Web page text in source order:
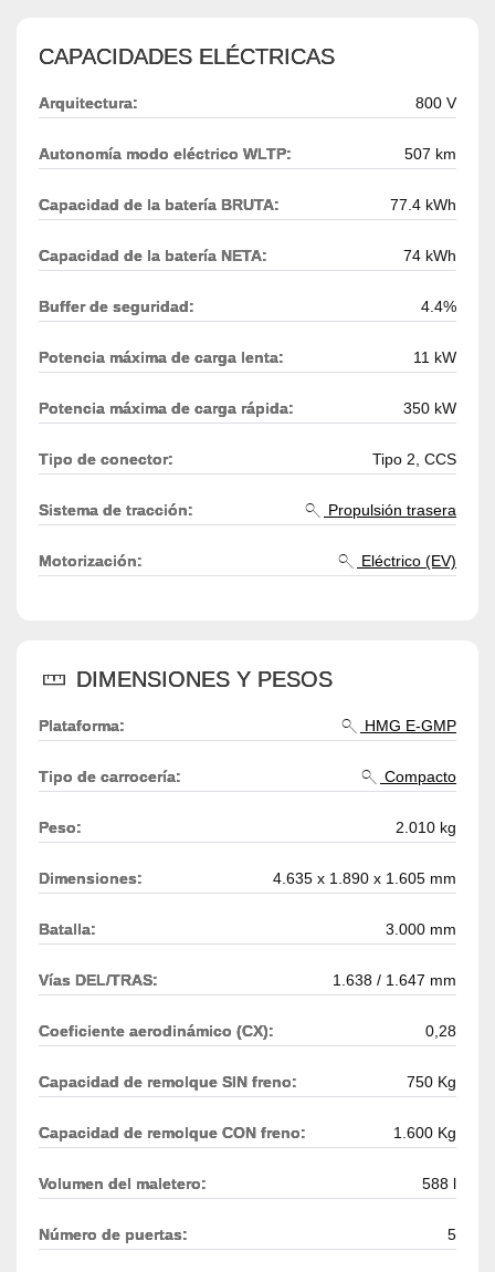
CAPACIDADES ELÉCTRICAS
Arquitectura: 800 V
Autonomía modo eléctrico WLTP: 507 km
Capacidad de la batería BRUTA: 77.4 kWh
Capacidad de la batería NETA: 74 kWh
Buffer de seguridad: 4.4%
Potencia máxima de carga lenta: 11 kW
Potencia máxima de carga rápida: 350 kW
Tipo de conector: Tipo 2, CCS
Sistema de tracción: Propulsión trasera
Motorización: Eléctrico (EV)
DIMENSIONES Y PESOS
Plataforma: HMG E-GMP
Tipo de carrocería: Compacto
Peso: 2.010 kg
Dimensiones: 4.635 x 1.890 x 1.605 mm
Batalla: 3.000 mm
Vías DEL/TRAS: 1.638 / 1.647 mm
Coeficiente aerodinámico (CX): 0,28
Capacidad de remolque SIN freno: 750 Kg
Capacidad de remolque CON freno: 1.600 Kg
Volumen del maletero: 588 l
Número de puertas: 5